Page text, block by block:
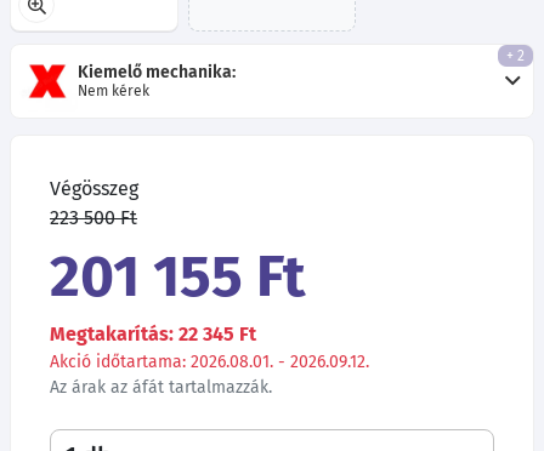
Kiemelő mechanika:
Nem kérek
+ 2
Végösszeg
223 500 Ft
201 155 Ft
Megtakarítás: 22 345 Ft
Akció időtartama: 2026.08.01. - 2026.09.12.
Az árak az áfát tartalmazzák.